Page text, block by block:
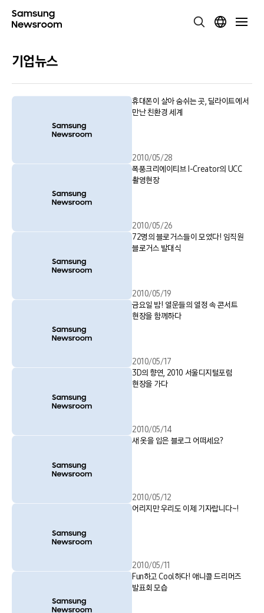
기업뉴스
휴대폰이 살아 숨쉬는 곳, 딜라이트에서
만난 친환경 세계
2010/05/28
폭풍크리에이티브 I-Creator의 UCC
촬영현장
2010/05/26
72명의 블로거스들이 모였다! 임직원
블로거스 발대식
2010/05/19
금요일 밤! 열운들의 열정 속 콘서트
현장을 함께하다
2010/05/17
3D의 향연, 2010 서울디지털포럼
현장을 가다
2010/05/14
새 옷을 입은 블로그 어떠세요?
2010/05/12
어리지만 우리도 이제 기자랍니다~!
2010/05/11
Fun하고 Cool하다! 애니콜 드리머즈
발표회 모습